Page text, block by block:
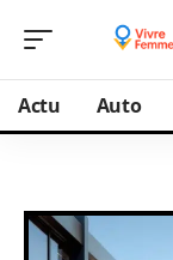
Actu Auto